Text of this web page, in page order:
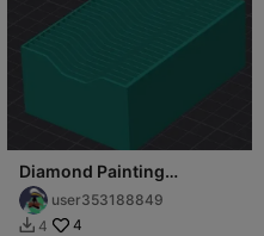
Diamond Painting
Organizer
By:@luci4no_1797064
user353188849
 4 4